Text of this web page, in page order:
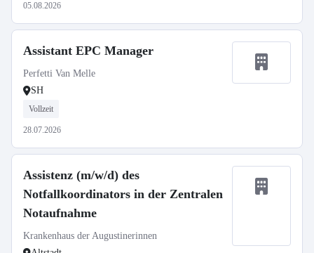
05.08.2026
Assistant EPC Manager
Perfetti Van Melle
SH
Vollzeit
28.07.2026
Assistenz (m/w/d) des
Notfallkoordinators in der Zentralen
Notaufnahme
Krankenhaus der Augustinerinnen